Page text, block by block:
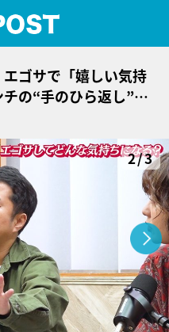
ゴサで「嬉しい気持
の“手のひら返し”に
2/3